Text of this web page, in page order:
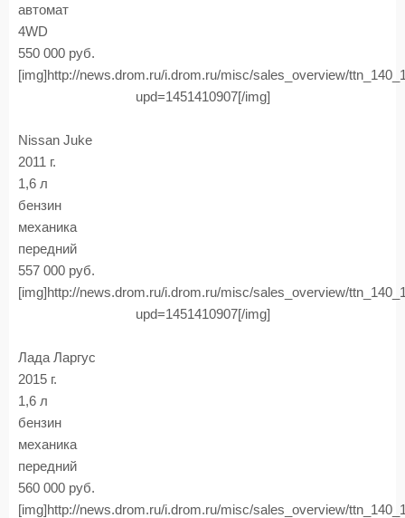
автомат
4WD
550 000 руб.
[img]http://news.drom.ru/i.drom.ru/misc/sales_overview/
upd=1451410907[/img]
Nissan Juke
2011 г.
1,6 л
бензин
механика
передний
557 000 руб.
[img]http://news.drom.ru/i.drom.ru/misc/sales_overview/
upd=1451410907[/img]
Лада Ларгус
2015 г.
1,6 л
бензин
механика
передний
560 000 руб.
[img]http://news.drom.ru/i.drom.ru/misc/sales_overview/